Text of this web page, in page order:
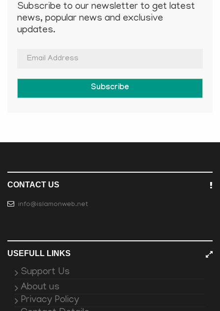
Subscribe to our newsletter to get latest
news, popular news and exclusive
updates.
Subscribe
CONTACT US
info@islamonweb.net
USEFULL LINKS
Support Us
About us
Privacy Policy